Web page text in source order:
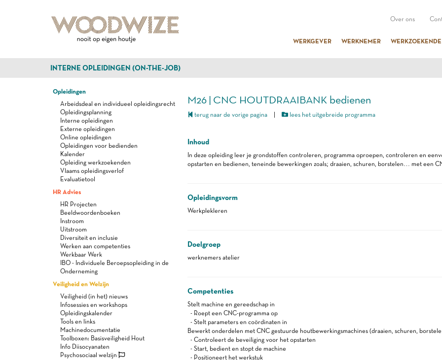
Over ons
WERKGEVER WERKNEMER WERKZOEKENDE
INTERNE OPLEIDINGEN (ON-THE-JOB)
Opleidingen
Arbeidsdeal en individueel opleidingsrecht
Opleidingsplanning
Interne opleidingen
Externe opleidingen
Online opleidingen
Opleidingen voor bedienden
Kalender
Opleiding werkzoekenden
Vlaams opleidingsverlof
Evaluatietool
HR Advies
HR Projecten
Beeldwoordenboeken
Instroom
Uitstroom
Diversiteit en inclusie
Werken aan competenties
Werkbaar Werk
IBO - Individuele Beroepsopleiding in de
Onderneming
Veiligheid en Welzijn
Veiligheid (in het) nieuws
Infosessies en workshops
Opleidingskalender
Tools en links
Machinedocumentatie
Toolboxen: Basisveiligheid Hout
Info Diisocyanaten
Psychosociaal welzijn
M26 | CNC HOUTDRAAIBANK bedienen
terug naar de vorige pagina| lees het uitgebreide programma
Inhoud
In deze opleiding leer je grondstoffen controleren, programma oproepen, controleren en
opstarten en bedienen, teneinde bewerkingen zoals; draaien, schuren, borstelen… met een
Opleidingsvorm
Werkplekleren
Doelgroep
werknemers atelier
Competenties
Stelt machine en gereedschap in
- Roept een CNC-programma op
- Stelt parameters en coördinaten in
Bewerkt onderdelen met CNC gestuurde houtbewerkingsmachines (draaien, schuren,
- Controleert de beveiliging voor het opstarten
- Start, bedient en stopt de machine
- Positioneert het werkstuk